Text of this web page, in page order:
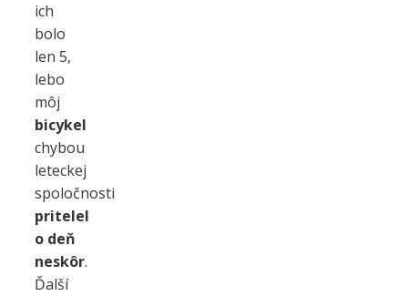
ich
bolo
len 5,
lebo
môj
bicykel
chybou
leteckej
spoločnosti
pritelel
o deň
neskôr.
Ďalší